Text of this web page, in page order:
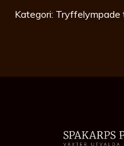
30-
40
Kategori: Tryffelympade